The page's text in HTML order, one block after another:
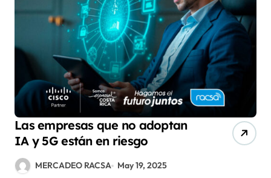
Las empresas que no adoptan
IA y 5G están en riesgo
MERCADEO RACSA May 19, 2025